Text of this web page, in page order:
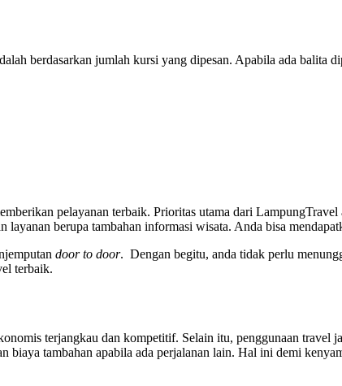
berdasarkan jumlah kursi yang dipesan. Apabila ada balita
pelayanan terbaik. Prioritas utama dari
berupa tambahan informasi wisata. Anda bisa
door to door. Dengan begitu, anda tidak perlu
terbaik.
terjangkau dan kompetitif. Selain itu, penggunaan travel
tambahan apabila ada perjalanan lain. Hal ini demi